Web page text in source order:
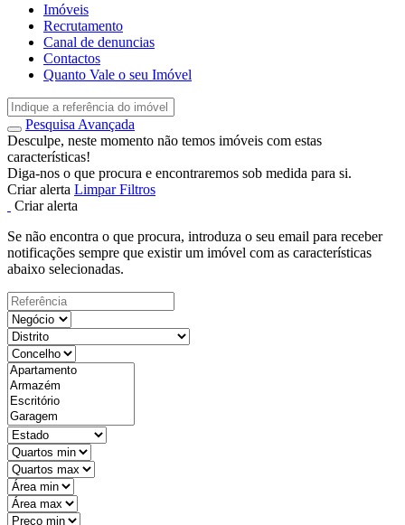
Imóveis
Recrutamento
Canal de denuncias
Contactos
Quanto Vale o seu Imóvel
Pesquisa Avançada
Desculpe, neste momento não temos imóveis com estas
características!
Diga-nos o que procura e encontraremos sob medida para si.
Criar alerta Limpar Filtros
Criar alerta
Se não encontra o que procura, introduza o seu email para receber
notificações sempre que existir um imóvel com as características
abaixo selecionadas.